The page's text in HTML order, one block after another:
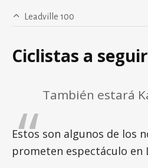
Leadville 100
Ciclistas a seguir
También estará
Estos son algunos de los
prometen espectáculo en